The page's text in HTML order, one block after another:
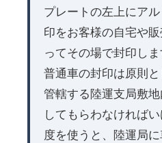
プレートの左上にア
印をお客様の自宅や
ってその場で封印しま
普通車の封印は原則
管轄する陸運支局敷
してもらわなければ
度を使うと、陸運局